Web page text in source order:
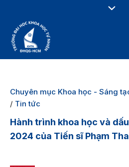
Chuyên mục Khoa học - Sáng
/ Tin tức
Hành trình khoa học và
2024 của Tiến sĩ Phạm